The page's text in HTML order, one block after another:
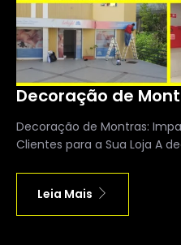
Decoração de
Decoração de Montras:
Clientes para a Sua Loja A
Leia Mais